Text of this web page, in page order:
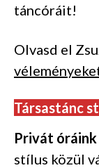
táncóráit!
Olvasd el
Társastánc
Privát óráink
stílus közül